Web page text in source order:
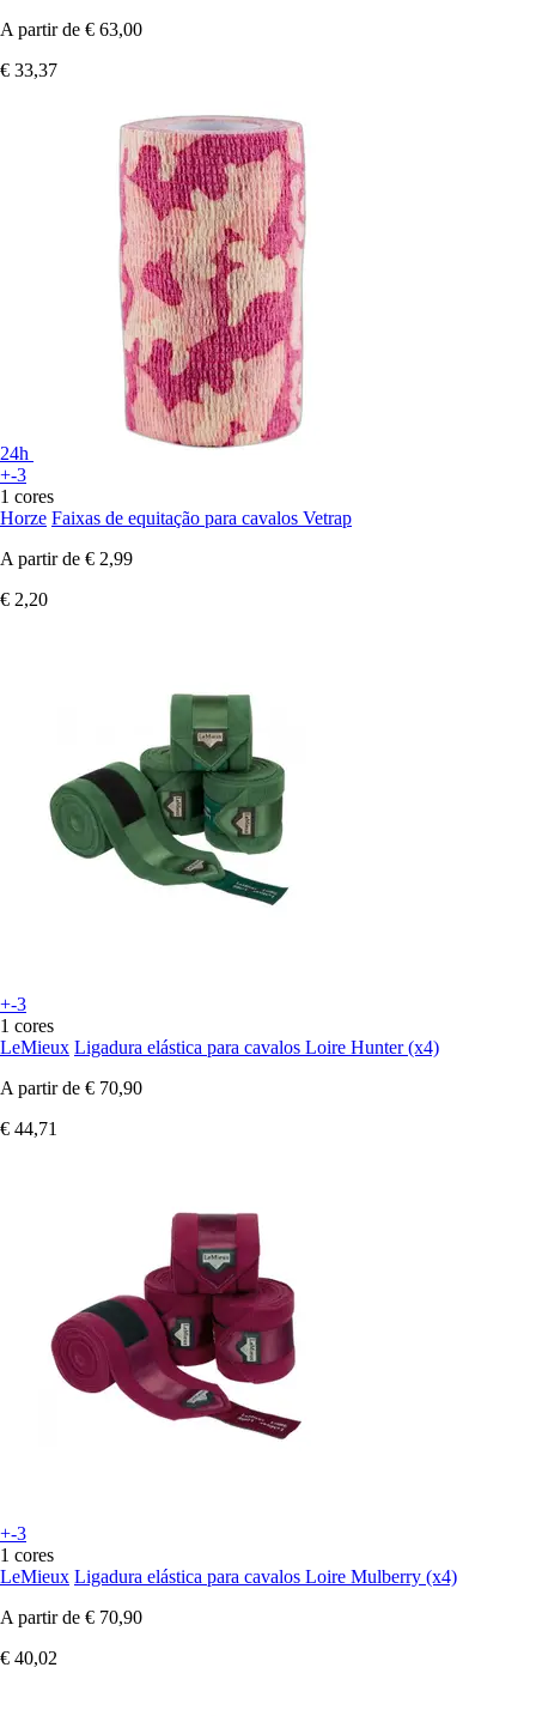
A partir de € 63,00
€ 33,37
24h
+-3
1 cores
Horze Faixas de equitação para cavalos Vetrap
A partir de € 2,99
€ 2,20
+-3
1 cores
LeMieux Ligadura elástica para cavalos Loire Hunter (x4)
A partir de € 70,90
€ 44,71
+-3
1 cores
LeMieux Ligadura elástica para cavalos Loire Mulberry (x4)
A partir de € 70,90
€ 40,02